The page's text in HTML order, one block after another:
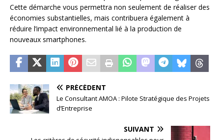
Cette démarche vous permettra non seulement de réaliser des
économies substantielles, mais contribuera également à
réduire l’impact environnemental lié à la production de
nouveaux smartphones.
PRÉCÉDENT
Le Consultant AMOA : Pilote Stratégique des Projets
d’Entreprise
SUIVANT